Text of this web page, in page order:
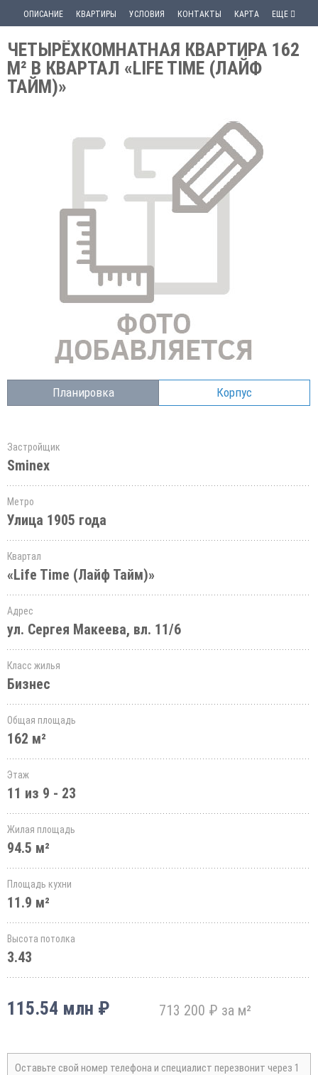
ОПИСАНИЕ КВАРТИРЫ УСЛОВИЯ КОНТАКТЫ КАРТА ЕЩЕ
ЧЕТЫРЁХКОМНАТНАЯ КВАРТИРА 162
М² В КВАРТАЛ «LIFE TIME (ЛАЙФ
ТАЙМ)»
Планировка Корпус
Застройщик
Sminex
Метро
Улица 1905 года
Квартал
«Life Time (Лайф Тайм)»
Адрес
ул. Сергея Макеева, вл. 11/6
Класс жилья
Бизнес
Общая площадь
162 м²
Этаж
11 из 9 - 23
Жилая площадь
94.5 м²
Площадь кухни
11.9 м²
Высота потолка
3.43
115.54 млн ₽ 713 200 ₽ за м²
Оставьте свой номер телефона и специалист перезвонит через 1